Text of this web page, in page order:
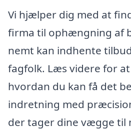
Vi hjælper dig med at
firma til ophængning af
nemt kan indhente
fagfolk. Læs videre for
hvordan du kan få det
indretning med
der tager dine vægge til